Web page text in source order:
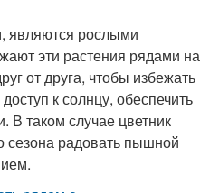
являются рослыми
эти растения рядами на
от друга, чтобы избежать
к солнцу, обеспечить
В таком случае цветник
сезона радовать пышной